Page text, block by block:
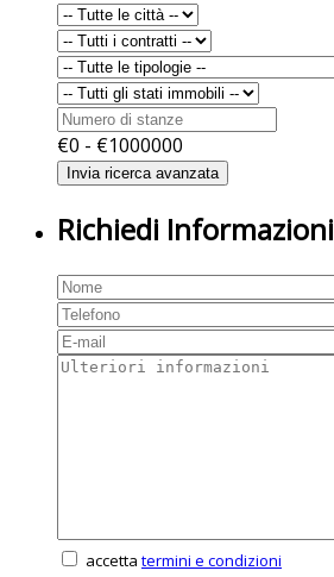
€0 - €1000000
Richiedi Informazioni
accetta termini e condizioni